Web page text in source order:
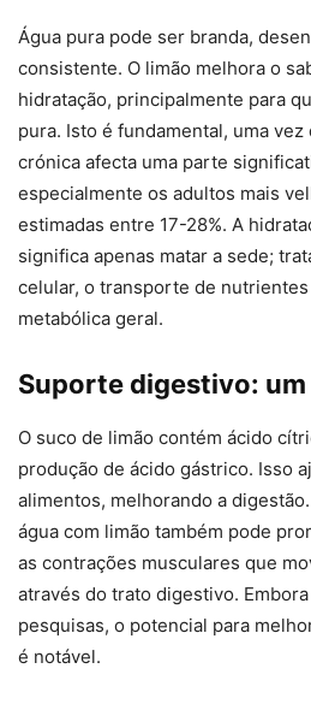
Água pura pode ser branda,
consistente. O limão melhora o
hidratação, principalmente para
pura. Isto é fundamental, uma vez
crónica afecta uma parte
especialmente os adultos mais
estimadas entre 17-28%. A
significa apenas matar a sede;
celular, o transporte de
metabólica geral.
Suporte digestivo:
O suco de limão contém ácido
produção de ácido gástrico. Isso
alimentos, melhorando a
água com limão também pode
as contrações musculares que
através do trato digestivo.
pesquisas, o potencial para
é notável.